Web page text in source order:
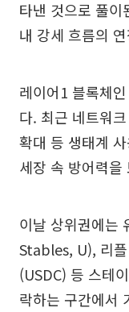
타낸 것으로 풀이
내 강세 흐름의
레이어1 블록체
다. 최근 네트워
확대 등 생태계
세장 속 방어력을
이날 상위권에는
Stables, U), 리플
(USDC) 등 스테
락하는 구간에서